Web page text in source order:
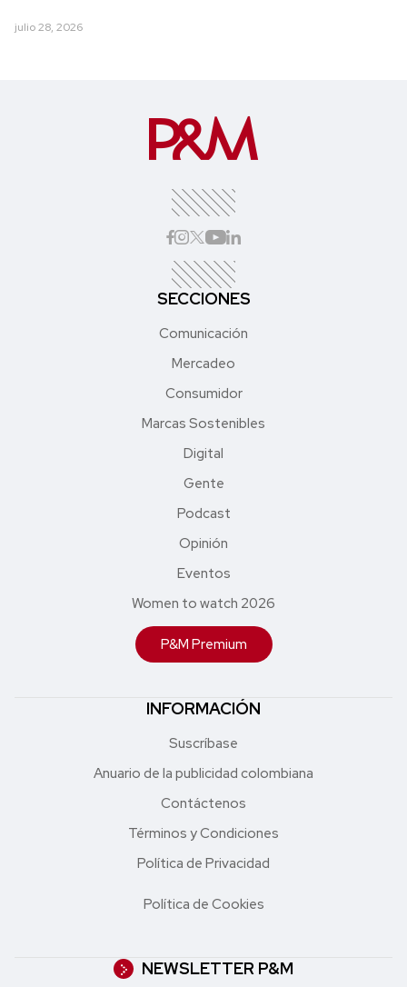
julio 28, 2026
SECCIONES
Comunicación
Mercadeo
Consumidor
Marcas Sostenibles
Digital
Gente
Podcast
Opinión
Eventos
Women to watch 2026
P&M Premium
INFORMACIÓN
Suscríbase
Anuario de la publicidad colombiana
Contáctenos
Términos y Condiciones
Política de Privacidad
Política de Cookies
NEWSLETTER P&M